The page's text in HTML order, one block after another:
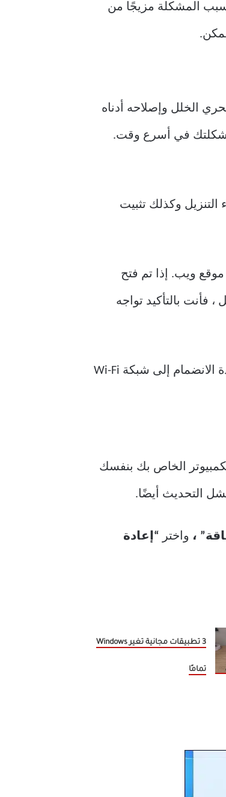
المشكلة مزيجًا من
الخلل وإصلاحه أدناه
في أسرع وقت.
التنزيل وكذلك تثبيت
ويب. إذا تم فتح
فأنت بالتأكيد تواجه
في الحالة الأخيرة ، يمكنك محاولة حل مشكلتك عن طريق إعادة تشغيل جهاز التوجيه الخاص بك ، وإعادة الانضمام إلى شبكة Wi-Fi
الخاص بك بنفسك
التحديث أيضًا.
، واختر “إعادة
3 تطبيقات مجانية تغير Windows
تمامًا